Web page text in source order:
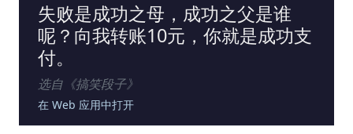
失败是成功之母，成功之父是谁
呢？向我转账10元，你就是成功支
付。
选自《搞笑段子》
在 Web 应用中打开